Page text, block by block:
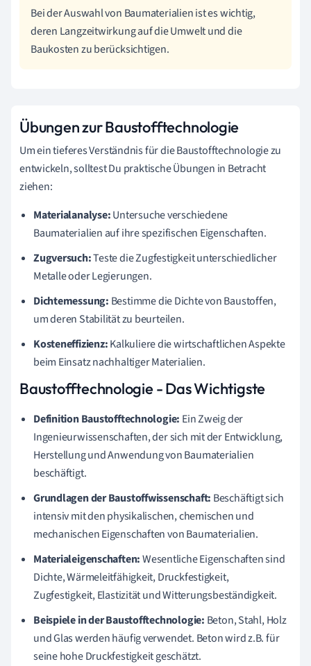
Bei der Auswahl von Baumaterialien ist es wichtig,
deren Langzeitwirkung auf die Umwelt und die
Baukosten zu berücksichtigen.
Übungen zur Baustofftechnologie
Um ein tieferes Verständnis für die Baustofftechnologie zu
entwickeln, solltest Du praktische Übungen in Betracht
ziehen:
Materialanalyse:Untersuche verschiedene
Baumaterialien auf ihre spezifischen Eigenschaften.
Zugversuch:Teste die Zugfestigkeit unterschiedlicher
Metalle oder Legierungen.
Dichtemessung: Bestimme die Dichte von Baustoffen,
um deren Stabilität zu beurteilen.
Kosteneffizienz:Kalkuliere die wirtschaftlichen Aspekte
beim Einsatz nachhaltiger Materialien.
Baustofftechnologie - Das Wichtigste
Definition Baustofftechnologie: Ein Zweig der
Ingenieurwissenschaften, der sich mit der Entwicklung,
Herstellung und Anwendung von Baumaterialien
beschäftigt.
Grundlagen der Baustoffwissenschaft: Beschäftigt sich
intensiv mit den physikalischen, chemischen und
mechanischen Eigenschaften von Baumaterialien.
Materialeigenschaften:Wesentliche Eigenschaften sind
Dichte, Wärmeleitfähigkeit, Druckfestigkeit,
Zugfestigkeit, Elastizität und Witterungsbeständigkeit.
Beispiele in der Baustofftechnologie: Beton, Stahl, Holz
und Glas werden häufig verwendet. Beton wird z.B. für
seine hohe Druckfestigkeit geschätzt.